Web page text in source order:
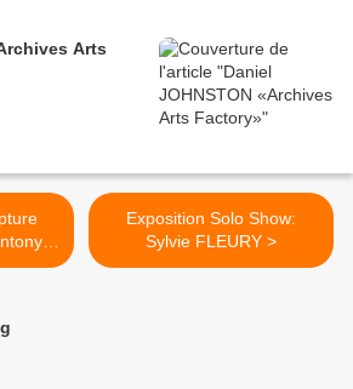
Arts
»
Exposition Solo Show:
Sylvie FLEURY >